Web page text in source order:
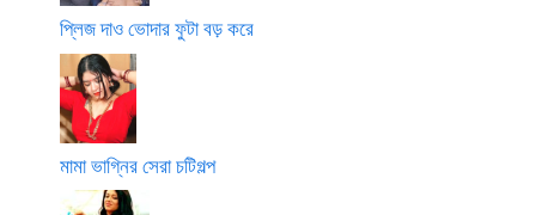
প্লিজ দাও ভোদার ফুটা বড় করে
মামা ভাগ্নির সেরা চটিগল্প